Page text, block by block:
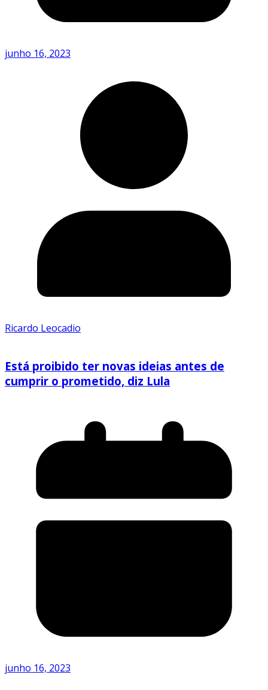
junho 16, 2023
Ricardo Leocadio
Está proibido ter novas ideias antes de
cumprir o prometido, diz Lula
junho 16, 2023